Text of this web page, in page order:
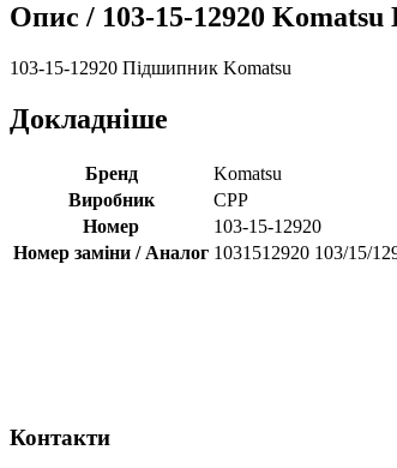
Опис / 103-15-12920
103-15-12920 Підшипник Komatsu
Докладніше
Бренд
Komatsu
Виробник
CPP
Номер
103-15-12920
Номер заміни / Аналог 1031512920 103/15/
Контакти